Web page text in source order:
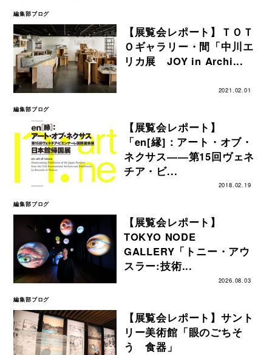
編集部ブログ
【展覧会レポート】ＴＯＴ
Ｏギャラリー・間「中川エ
リカ展 JOY in Archi...
2021.02.01
編集部ブログ
【展覧会レポート】
「en[縁]：アート・オブ・
ネクサス――第15回ヴェネ
チア・ビ...
2018.02.19
編集部ブログ
【展覧会レポート】
TOKYO NODE
GALLERY「トニー・アウ
スラー:技術...
2026.08.03
編集部ブログ
【展覧会レポート】サント
リー美術館「眼のごちそ
う 食器」